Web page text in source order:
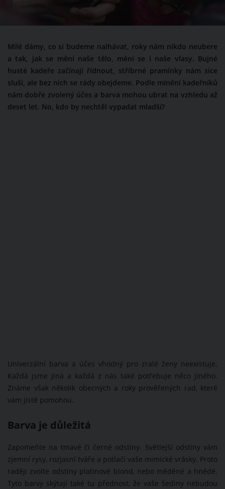
Milé dámy, co si budeme nalhávat, roky nám nikdo neubere
a tak, jak se mění naše tělo, mění se i naše vlasy. Bujné
husté kadeře začínají řídnout, stříbrné pramínky nám sice
sluší, ale bez nich se rády obejdeme. Podle mínění kadeřníků
nám dobře zvolený účes a barva mohou ubrat na vzhledu až
deset let. No, kdo by nechtěl vypadat mladší?
Univerzální barva a účes vhodný pro zralé ženy neexistuje.
Každá jsme jiná a každá z nás také potřebuje něco jiného.
Známe však několik obecných a roky prověřených rad, které
vám jistě pomohou.
Barva je důležitá
Zapomeňte na tmavé či černé odstíny. Světlejší odstíny vám
zjemní rysy, rozjasní tváře a potlačí vaše mimické vrásky. Proto
raději zvolte odstíny platinové blond, nebo měděné a hnědé.
Tyto barvy skýtají také tu přednost, že vaše šediny nebudou